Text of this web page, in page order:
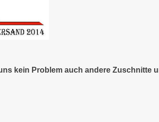
kein Problem auch andere